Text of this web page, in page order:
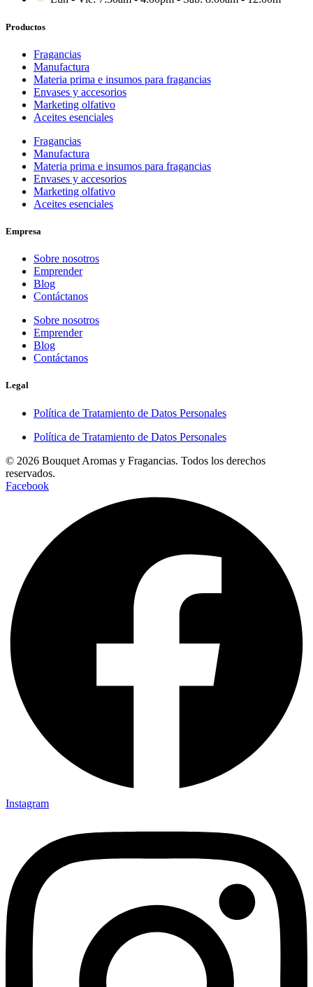
Productos
Fragancias
Manufactura
Materia prima e insumos para fragancias
Envases y accesorios
Marketing olfativo
Aceites esenciales
Fragancias
Manufactura
Materia prima e insumos para fragancias
Envases y accesorios
Marketing olfativo
Aceites esenciales
Empresa
Sobre nosotros
Emprender
Blog
Contáctanos
Sobre nosotros
Emprender
Blog
Contáctanos
Legal
Política de Tratamiento de Datos Personales
Política de Tratamiento de Datos Personales
© 2026 Bouquet Aromas y Fragancias. Todos los derechos
reservados.
Facebook
Instagram